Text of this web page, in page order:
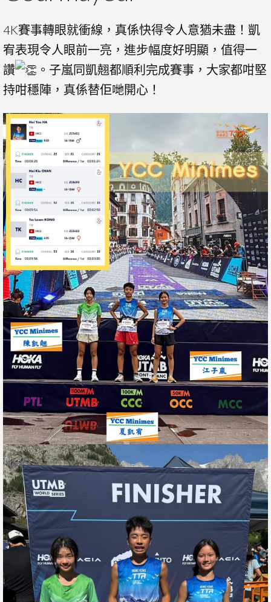
4K賽事轉眼就衝線，真係快得令人意猶未盡！凱
宥表現令人眼前一亮，進步幅度好明顯，值得一
讚
。子嵐同凱翹都順利完成賽事，大家都咁堅
持咁穩陣，真係替佢哋開心！